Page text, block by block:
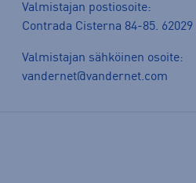
Valmistajan postiosoite:
Contrada Cisterna 84-85.
Valmistajan sähköinen osoite:
vandernet@vandernet.com